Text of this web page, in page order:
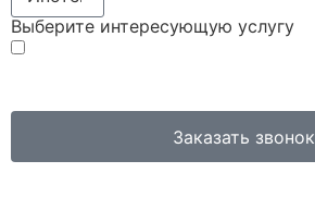
Выберите интересующую услугу
Заказать звонок